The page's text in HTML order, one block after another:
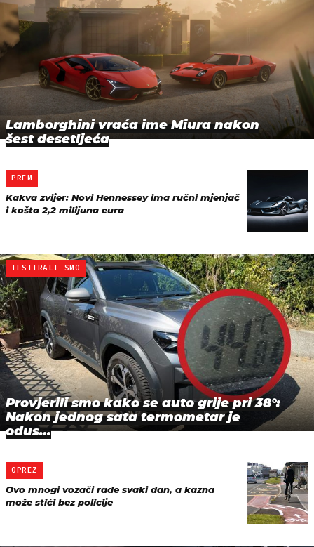
Lamborghini vraća ime Miura nakon
šest desetljeća
PREM
Kakva zvijer: Novi Hennessey ima ručni mjenjač
i košta 2,2 milijuna eura
TESTIRALI SMO
Provjerili smo kako se auto grije pri 38°:
Nakon jednog sata termometar je
odus…
OPREZ
Ovo mnogi vozači rade svaki dan, a kazna
može stići bez policije